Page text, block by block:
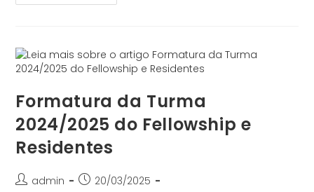
Formatura da Turma
2024/2025 do Fellowship e
Residentes
admin
20/03/2025